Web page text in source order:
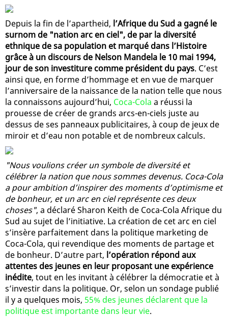
Depuis la fin de l’apartheid, l’Afrique du Sud a gagné le
surnom de "nation arc en ciel", de par la diversité
ethnique de sa population et marqué dans l’Histoire
grâce à un discours de Nelson Mandela le 10 mai 1994,
jour de son investiture comme président du pays. C’est
ainsi que, en forme d’hommage et en vue de marquer
l’anniversaire de la naissance de la nation telle que nous
la connaissons aujourd’hui, Coca-Cola a réussi la
prouesse de créer de grands arcs-en-ciels juste au
dessus de ses panneaux publicitaires, à coup de jeux de
miroir et d’eau non potable et de nombreux calculs.
"Nous voulions créer un symbole de diversité et
célébrer la nation que nous sommes devenus. Coca-Cola
a pour ambition d’inspirer des moments d’optimisme et
de bonheur, et un arc en ciel représente ces deux
choses", a déclaré Sharon Keith de Coca-Cola Afrique du
Sud au sujet de l’initiative. La création de cet arc en ciel
s’insère parfaitement dans la politique marketing de
Coca-Cola, qui revendique des moments de partage et
de bonheur. D’autre part, l’opération répond aux
attentes des jeunes en leur proposant une expérience
inédite, tout en les invitant à célébrer la démocratie et à
s’investir dans la politique. Or, selon un sondage publié
il y a quelques mois, 55% des jeunes déclarent que la
politique est importante dans leur vie.